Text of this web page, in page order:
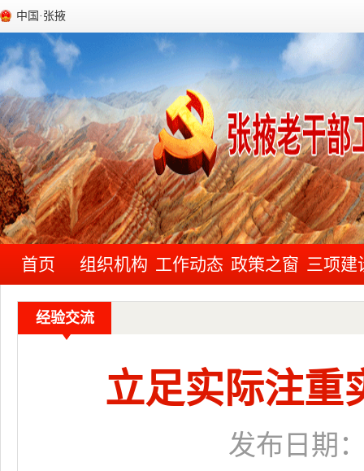
中国·张掖
首页 组织机构 工作动态 政策之窗 三项建
经验交流
立足实际注重
发布日期